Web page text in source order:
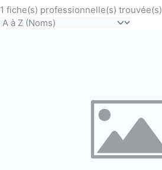
1 fiche(s) professionnelle(s) trouvée(s)